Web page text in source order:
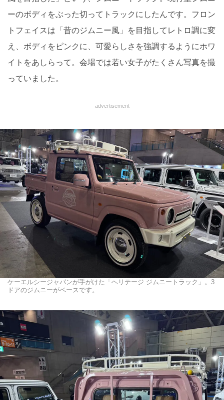
ーのボディをぶった切ってトラックにしたんです。フロン
トフェイスは「昔のジムニー風」を目指してレトロ調に変
え、ボディをピンクに、可愛らしさを強調するようにホワ
イトをあしらって。会場では若い女子がたくさん写真を撮
っていました。
advertisement
ケーエルシージャパンが手がけた「ヘリテージ ジムニートラック」。3
ドアのジムニーがベースです。